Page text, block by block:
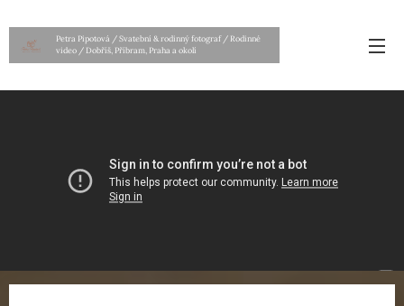
Petra Pipotová / Svatební & rodinný fotograf / Rodinné
video / Dobříš, Příbram, Praha a okolí